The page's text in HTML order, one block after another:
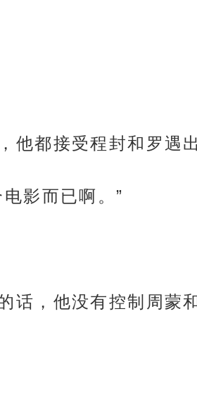
他都接受程封和罗遇
影而已啊。”
话，他没有控制周蒙